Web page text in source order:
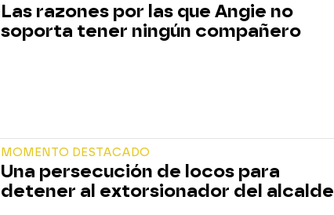
Las razones por las que Angie no
soporta tener ningún compañero
MOMENTO DESTACADO
Una persecución de locos para
detener al extorsionador del alcalde